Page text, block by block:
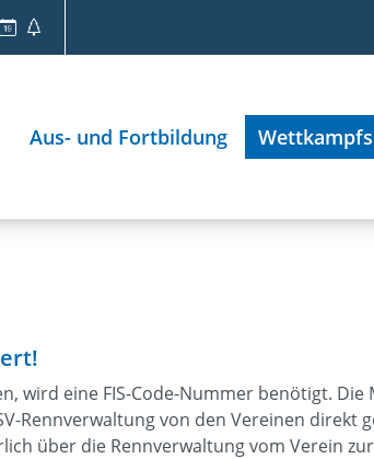
Aus- und Fortbildung
wird eine FIS-Code-Nummer benötigt.
Rennverwaltung von den Vereinen direkt
über die Rennverwaltung vom Verein